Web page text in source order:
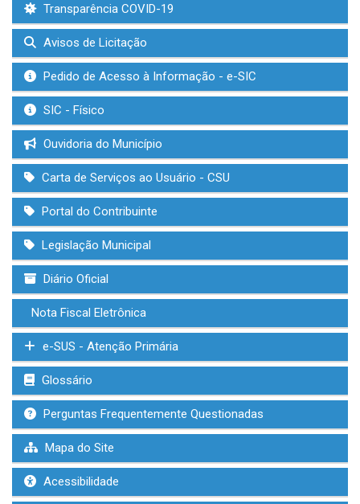
Transparência COVID-19
Avisos de Licitação
Pedido de Acesso à Informação - e-SIC
SIC - Físico
Ouvidoria do Município
Carta de Serviços ao Usuário - CSU
Portal do Contribuinte
Legislação Municipal
Diário Oficial
Nota Fiscal Eletrônica
e-SUS - Atenção Primária
Glossário
Perguntas Frequentemente Questionadas
Mapa do Site
Acessibilidade